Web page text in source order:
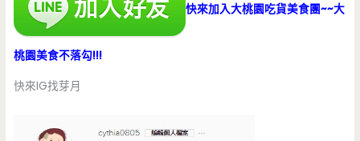
快來加入大桃園吃貨美食團~~大
桃園美食不落勾!!!
快來IG找芽月